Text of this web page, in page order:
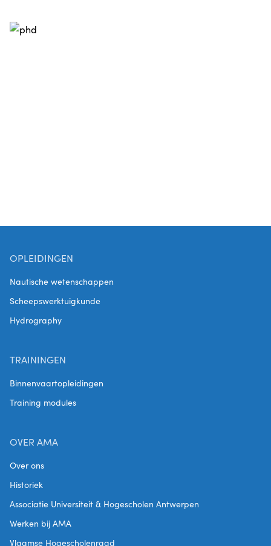
OPLEIDINGEN
Nautische wetenschappen
Scheepswerktuigkunde
Hydrography
TRAININGEN
Binnenvaartopleidingen
Training modules
OVER AMA
Over ons
Historiek
Associatie Universiteit & Hogescholen Antwerpen
Werken bij AMA
Vlaamse Hogescholenraad